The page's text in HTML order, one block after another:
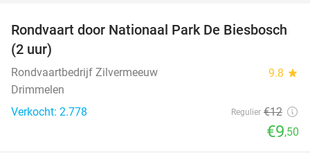
21%
Rondvaart door Nationaal Park De Biesbosch
(2 uur)
Rondvaartbedrijf Zilvermeeuw 9.8 star
Drimmelen
Verkocht: 2.778
Regulier €12
€9,50